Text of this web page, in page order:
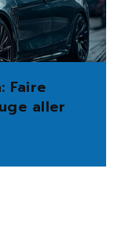
Faire
aller